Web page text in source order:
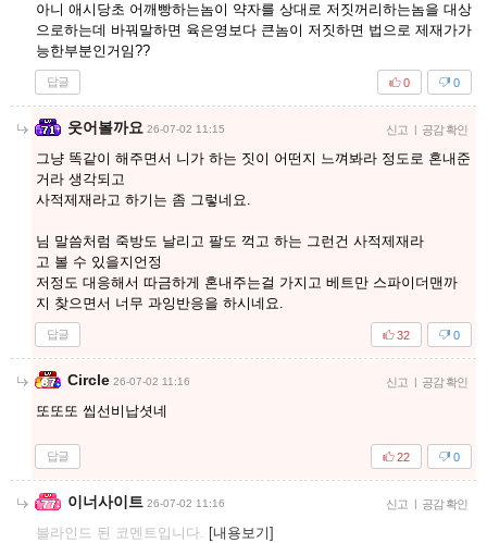
아니 애시당초 어깨빵하는놈이 약자를 상대로 저짓꺼리하는놈을 대상
으로하는데 바꿔말하면 육은영보다 큰놈이 저짓하면 법으로 제재가가
능한부분인거임??
답글 0
0
웃어볼까요 26-07-02 11:15 신고 공감 확인
그냥 똑같이 해주면서 니가 하는 짓이 어떤지 느껴봐라 정도로 혼내준
거라 생각되고
사적제재라고 하기는 좀 그렇네요.
님 말씀처럼 죽방도 날리고 팔도 꺽고 하는 그런건 사적제재라
고 볼 수 있을지언정
저정도 대응해서 따금하게 혼내주는걸 가지고 베트만 스파이더맨까
지 찾으면서 너무 과잉반응을 하시네요.
답글 0
32
Circle 26-07-02 11:16 신고 공감 확인
또또또 씹선비납셧네
답글 0
22
이너사이트 26-07-02 11:16 신고 공감 확인
블라인드 된 코멘트입니다. [내용보기]